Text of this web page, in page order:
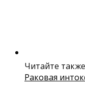
Читайте
Раковая